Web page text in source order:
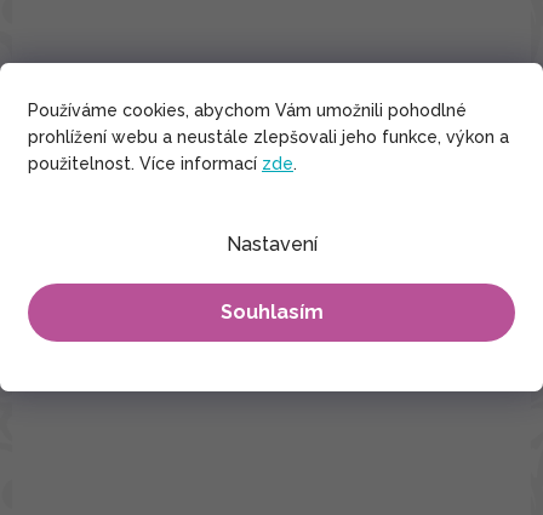
Používáme cookies, abychom Vám umožnili pohodlné
prohlížení webu a neustále zlepšovali jeho funkce, výkon a
použitelnost. Více informací zde.
Nastavení
Souhlasím